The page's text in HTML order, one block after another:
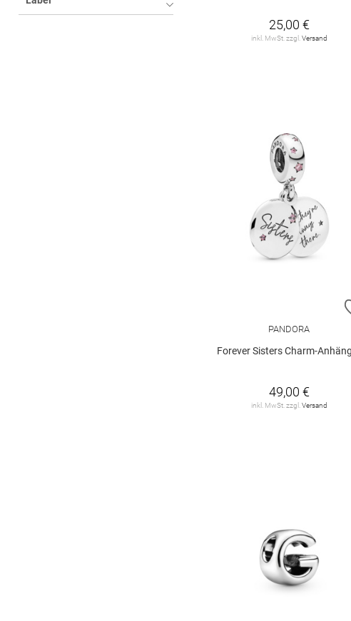
25,00 €
inkl. MwSt. zzgl. Versand
PANDORA
Forever Sisters Charm-
49,00 €
inkl. MwSt. zzgl. Versand